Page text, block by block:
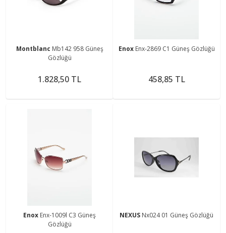
Montblanc Mb142 958 Güneş
Gözlüğü
1.828,50 TL
Enox Enx-2869 C1 Güneş Gözlüğü
458,85 TL
Enox Enx-1009l C3 Güneş
Gözlüğü
NEXUS Nx024 01 Güneş Gözlüğü